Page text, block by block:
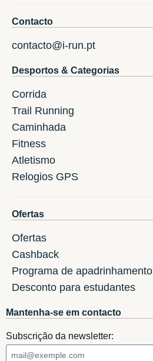
Contacto
contacto@i-run.pt
Desportos & Categorias
Corrida
Trail Running
Caminhada
Fitness
Atletismo
Relogios GPS
Ofertas
Ofertas
Cashback
Programa de apadrinhamento
Desconto para estudantes
Mantenha-se em contacto
Subscrição da newsletter: